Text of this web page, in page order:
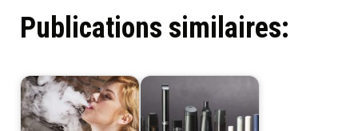
Publications similaires: